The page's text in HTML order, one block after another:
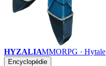
HYZALIAMMORPG · Hytale
Encyclopédie